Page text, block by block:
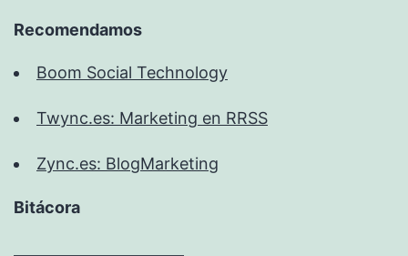
Recomendamos
Boom Social Technology
Twync.es: Marketing en RRSS
Zync.es: BlogMarketing
Bitácora